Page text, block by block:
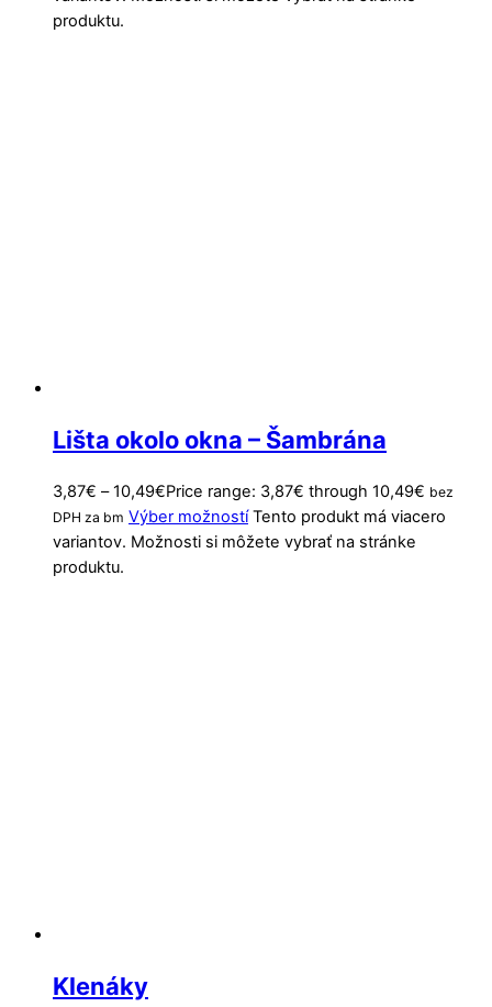
produktu.
Lišta okolo okna – Šambrána
3,87€ – 10,49€Price range: 3,87€ through 10,49€ bez
DPH za bm Výber možností Tento produkt má viacero
variantov. Možnosti si môžete vybrať na stránke
produktu.
Klenáky